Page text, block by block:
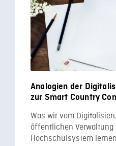
Analogien der
zur Smart Country
Was wir vom
öffentlichen Verwaltung
Hochschulsystem